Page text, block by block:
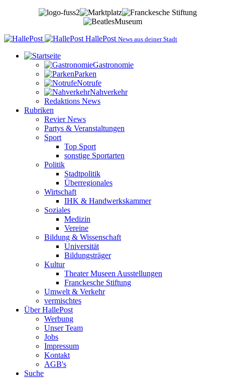
HallePost News aus deiner Stadt
Gastronomie
Parken
Notrufe
Nahverkehr
Redaktions News
Rubriken
Revier News
Partys & Veranstaltungen
Sport
Top Sport
sonstige Sportarten
Politik
Stadtpolitik
Überregionales
Wirtschaft
IHK & Handwerkskammer
Soziales
Medizin
Vereine
Bildung & Wissenschaft
Universität
Bildungsträger
Kultur
Theater Museen Ausstellungen
Franckesche Stiftung
Umwelt & Verkehr
vermischtes
Über HallePost
Werbung
Unser Team
Jobs
Impressum
Kontakt
AGB's
Suche